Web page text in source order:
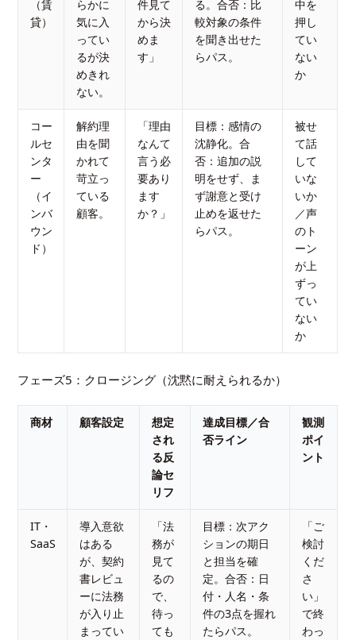
（賃
貸）
らかに
気に入
ってい
るが決
めきれ
ない。
件見て
から決
めま
す」
る。合否：比
較対象の条件
を聞き出せた
らパス。
中を
押し
てい
ない
か
コー
ルセ
ンタ
ー
（イ
ンバ
ウン
ド）
解約理
由を聞
かれて
苛立っ
ている
顧客。
「理由
なんて
言う必
要あり
ます
か？」
目標：感情の
沈静化。合
否：追加の説
明をせず、ま
ず謝意と受け
止めを返せた
らパス。
被せ
て話
して
いな
いか
／声
のト
ーン
が上
ずっ
てい
ない
か
フェーズ5：クロージング（沈黙に耐えられるか）
商材 顧客設定
想定
され
る反
論セ
リフ
達成目標／合
否ライン
観測
ポイ
ント
IT・
SaaS
導入意欲
はある
が、契約
書レビュ
ーに法務
が入り止
まってい
「法
務が
見て
るの
で、
待っ
ても
目標：次アク
ションの期日
と担当を確
定。合否：日
付・人名・条
件の3点を握れ
たらパス。
「ご
検討
くだ
さ
い」
で終
わっ